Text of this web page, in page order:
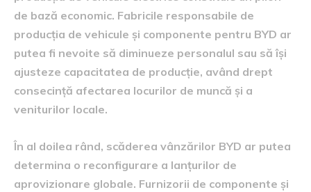
de bază economic. Fabricile responsabile de
producția de vehicule și componente pentru BYD ar
putea fi nevoite să diminueze personalul sau să își
ajusteze capacitatea de producție, având drept
consecință afectarea locurilor de muncă și a
veniturilor locale.
În al doilea rând, scăderea vânzărilor BYD ar putea
determina o reconfigurare a lanțurilor de
aprovizionare globale. Furnizorii de componente și